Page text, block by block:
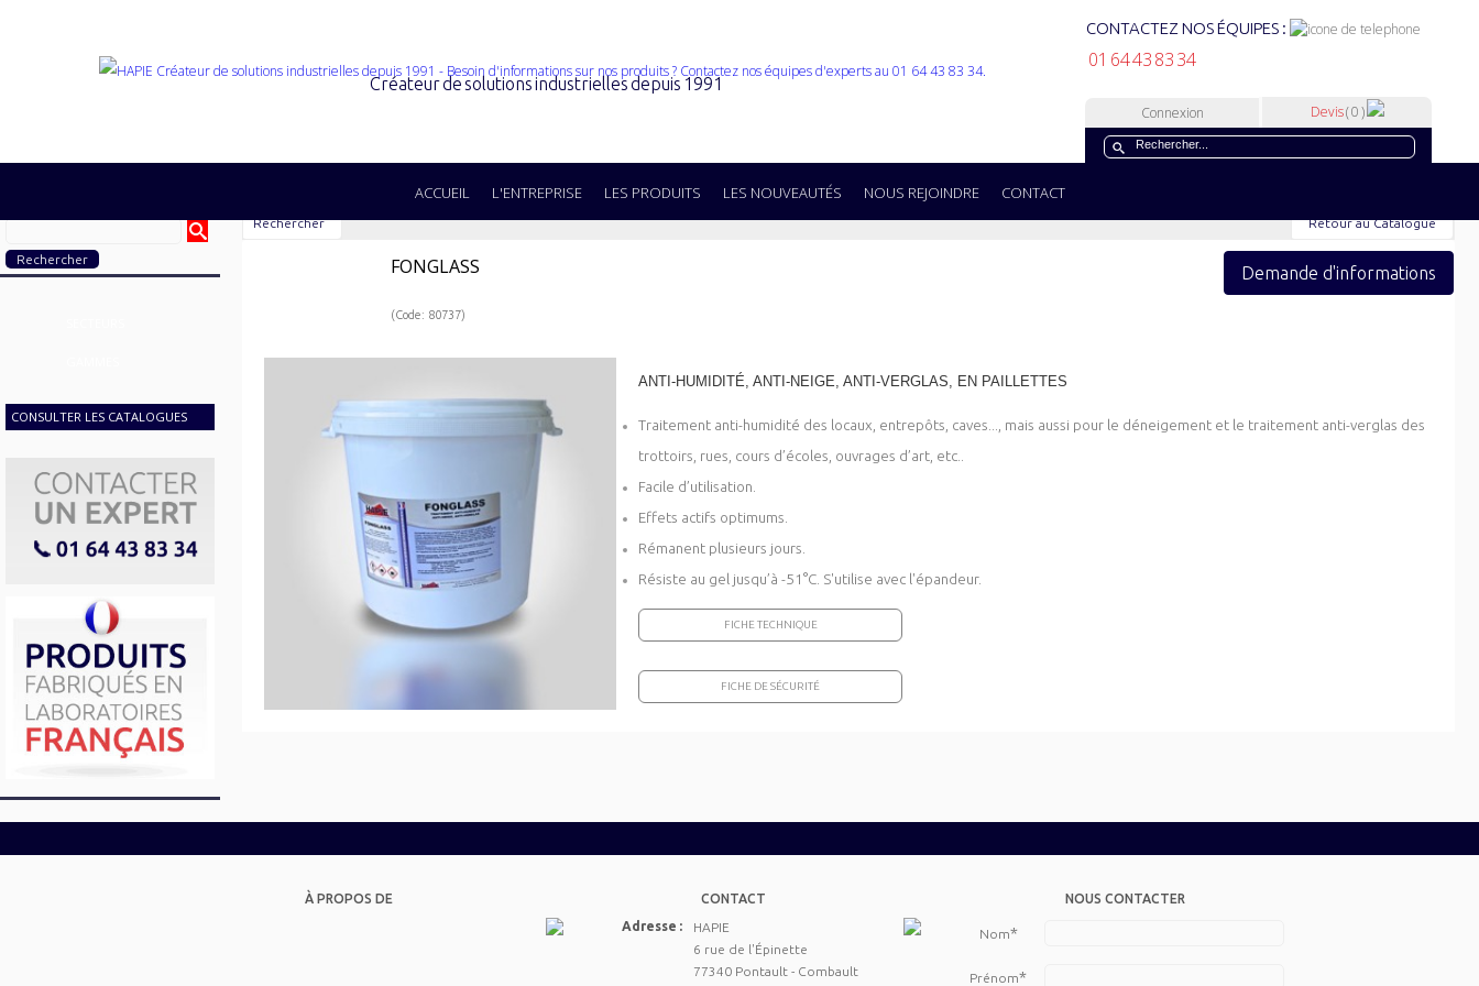
Créateur de solutions industrielles depuis 1991
CONTACTEZ NOS ÉQUIPES :
01 64 43 83 34
Connexion Devis( 0 )
ACCUEIL L'ENTREPRISE LES PRODUITS LES NOUVEAUTÉS NOUS REJOINDRE CONTACT
CONSULTER LES CATALOGUES
Rechercher Retour au Catalogue
FONGLASS
(Code: 80737)
Demande d'informations
ANTI-HUMIDITÉ, ANTI-NEIGE, ANTI-VERGLAS, EN PAILLETTES
Traitement anti-humidité des locaux, entrepôts, caves..., mais aussi pour le déneigement et le traitement anti-verglas des
trottoirs, rues, cours d’écoles, ouvrages d’art, etc..
Facile d’utilisation.
Effets actifs optimums.
Rémanent plusieurs jours.
Résiste au gel jusqu’à -51°C. S'utilise avec l'épandeur.
FICHE TECHNIQUE
FICHE DE SÉCURITÉ
À PROPOS DE
CONTACT
Adresse :
HAPIE
6 rue de l'Épinette
77340 Pontault - Combault
NOUS CONTACTER
Nom*
Prénom*